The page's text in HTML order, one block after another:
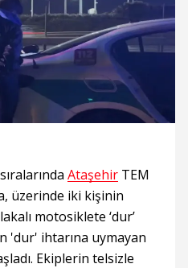
Ataşehir TEM
üzerinde iki kişinin
motosiklete ‘dur’
'dur' ihtarına uymayan
Ekiplerin telsizle